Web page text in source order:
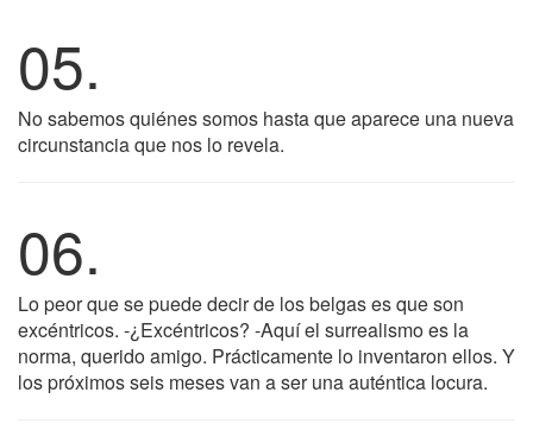
05.
No sabemos quiénes somos hasta que aparece una nueva
circunstancia que nos lo revela.
06.
Lo peor que se puede decir de los belgas es que son
excéntricos. -¿Excéntricos? -Aquí el surrealismo es la
norma, querido amigo. Prácticamente lo inventaron ellos. Y
los próximos seis meses van a ser una auténtica locura.